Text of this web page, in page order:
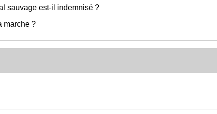
sauvage est-il indemnisé ?
marche ?